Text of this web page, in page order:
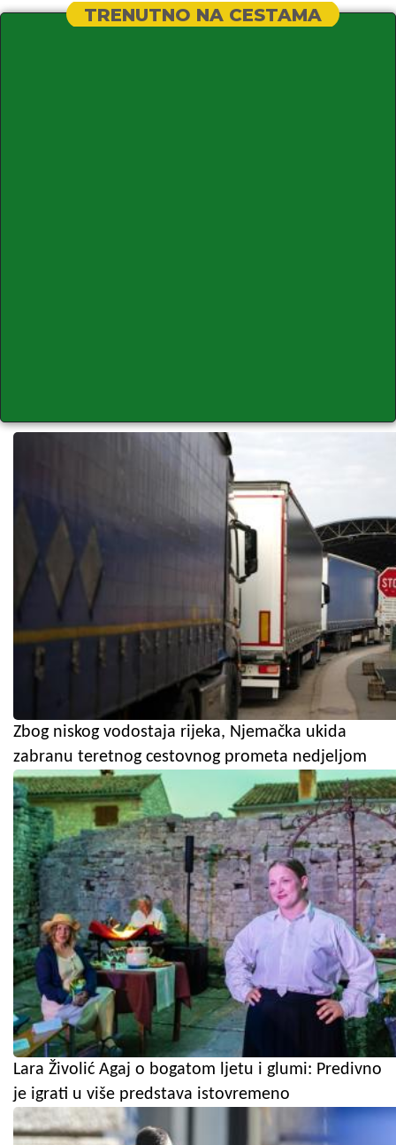
TRENUTNO NA CESTAMA
Zbog niskog vodostaja rijeka, Njemačka ukida
zabranu teretnog cestovnog prometa nedjeljom
Lara Živolić Agaj o bogatom ljetu i glumi: Predivno
je igrati u više predstava istovremeno